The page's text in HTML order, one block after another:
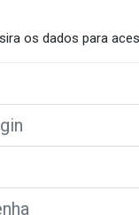
os dados para